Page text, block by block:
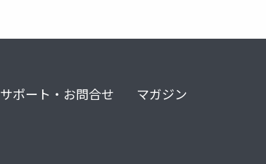
サポート・お問合せ マガジン